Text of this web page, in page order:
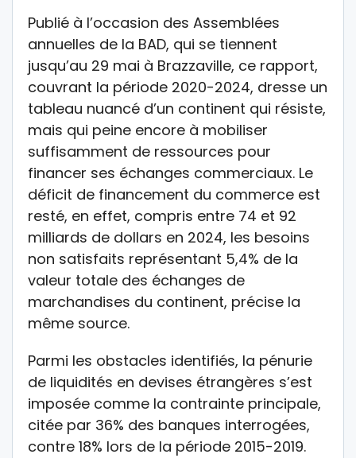
Publié à l’occasion des Assemblées
annuelles de la BAD, qui se tiennent
jusqu’au 29 mai à Brazzaville, ce rapport,
couvrant la période 2020-2024, dresse un
tableau nuancé d’un continent qui résiste,
mais qui peine encore à mobiliser
suffisamment de ressources pour
financer ses échanges commerciaux. Le
déficit de financement du commerce est
resté, en effet, compris entre 74 et 92
milliards de dollars en 2024, les besoins
non satisfaits représentant 5,4% de la
valeur totale des échanges de
marchandises du continent, précise la
même source.
Parmi les obstacles identifiés, la pénurie
de liquidités en devises étrangères s’est
imposée comme la contrainte principale,
citée par 36% des banques interrogées,
contre 18% lors de la période 2015-2019.